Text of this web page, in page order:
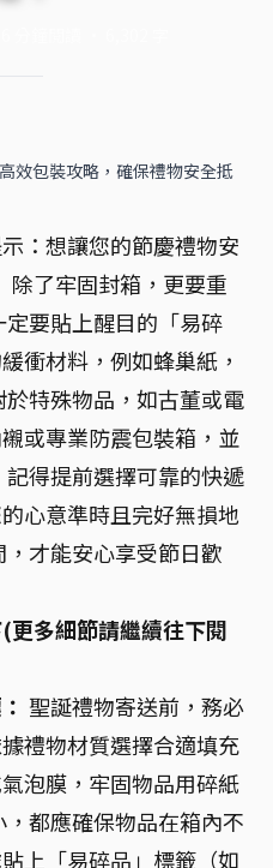
效包裝攻略，確保禮物安全抵
：想讓您的節慶禮物安
除了牢固封箱，更要重
要貼上醒目的「易碎
衝材料，例如蜂巢紙，
特殊物品，如古董或電
或專業防震包裝箱，並
得提前選擇可靠的快遞
心意準時且完好無損地
才能安心享受節日歡
多細節請繼續往下閱
聖誕禮物寄送前，務必
禮物材質選擇合適填充
泡膜，牢固物品用碎紙
都應確保物品在箱內不
上「易碎品」標籤（如